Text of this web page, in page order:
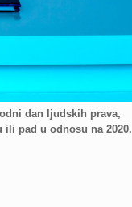
dan ljudskih prava,
pad u odnosu na 2020.